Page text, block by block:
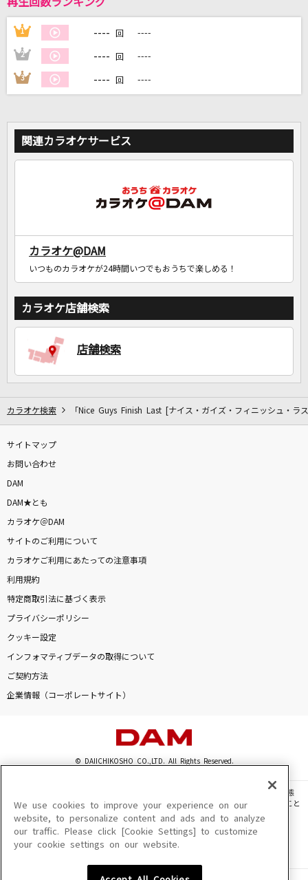
カラオケをもっと楽しもう！
自宅でカラオケ歌い放題！
家族や友達と一緒に！練習にも！
再生回数ランキング
1 ---- 回 ----
2 ---- 回 ----
3 ---- 回 ----
関連カラオケサービス
カラオケ@DAM
いつものカラオケが24時間いつでもおうちで楽しめる！
カラオケ店舗検索
店舗検索
カラオケ検索 「Nice Guys Finish Last [ナイス・ガイズ・フィニッシュ・ラ
サイトマップ
お問い合わせ
DAM
DAM★とも
カラオケ＠DAM
サイトのご利用について
カラオケご利用にあたっての注意事項
利用規約
特定商取引法に基づく表示
プライバシーポリシー
クッキー設定
インフォマティブデータの取得について
ご契約方法
企業情報（コーポレートサイト）
© DAIICHIKOSHO CO.,LTD. All Rights Reserved.
このサイトに掲載されている一切の文章・画像・写真・動画・音声等を、手段や形態
を問わず、著作権法の定める範囲を超えて無断で複製、転載、ファイル化などすること
を禁じます。
楽曲及びコンテンツは、機種によりご利用いただけない場合があります。
楽曲及びコンテンツの配信日、配信内容が変更になる場合があります。
We use cookies to improve your experience on our
website, to personalize content and ads and to analyze
our traffic. Please click [Cookie Settings] to customize
your cookie settings on our website.